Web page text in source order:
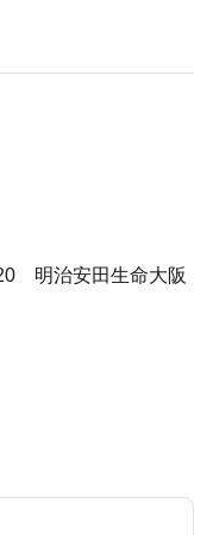
明治安田生命大阪